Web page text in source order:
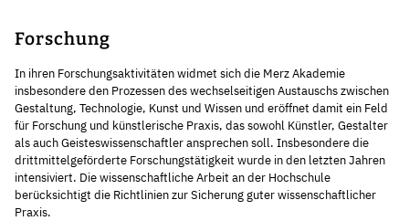
Forschung
In ihren Forschungsaktivitäten widmet sich die Merz Akademie
insbesondere den Prozessen des wechselseitigen Austauschs zwischen
Gestaltung, Technologie, Kunst und Wissen und eröffnet damit ein Feld
für Forschung und künstlerische Praxis, das sowohl Künstler, Gestalter
als auch Geisteswissenschaftler ansprechen soll. Insbesondere die
drittmittelgeförderte Forschungstätigkeit wurde in den letzten Jahren
intensiviert. Die wissenschaftliche Arbeit an der Hochschule
berücksichtigt die Richtlinien zur Sicherung guter wissenschaftlicher
Praxis.